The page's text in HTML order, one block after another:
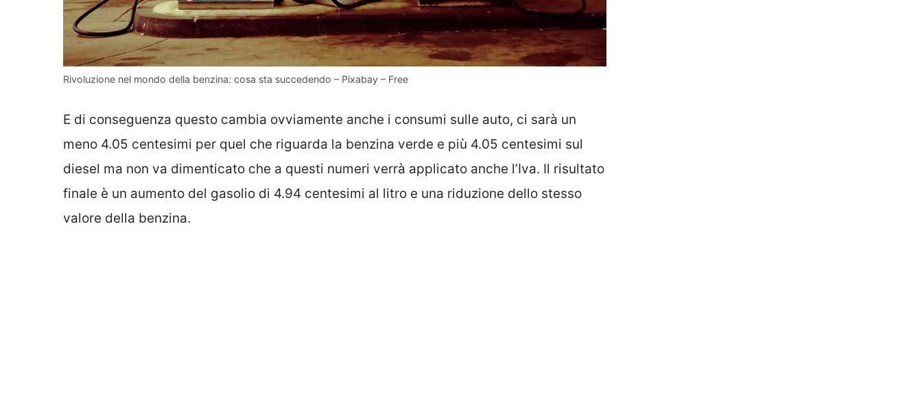
Rivoluzione nel mondo della benzina: cosa sta succedendo – Pixabay – Free
E di conseguenza questo cambia ovviamente anche i consumi sulle auto, ci sarà un
meno 4.05 centesimi per quel che riguarda la benzina verde e più 4.05 centesimi sul
diesel ma non va dimenticato che a questi numeri verrà applicato anche l’Iva. Il risultato
finale è un aumento del gasolio di 4.94 centesimi al litro e una riduzione dello stesso
valore della benzina.